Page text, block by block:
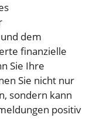
dem
finanzielle
Sie Ihre
Sie nicht nur
sondern kann
positiv